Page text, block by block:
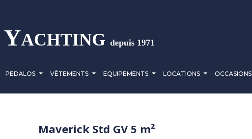
YACHTING depuis 1971
PEDALOS VÊTEMENTS EQUIPEMENTS LOCATIONS OCCASIONS
Maverick Std GV 5 m²